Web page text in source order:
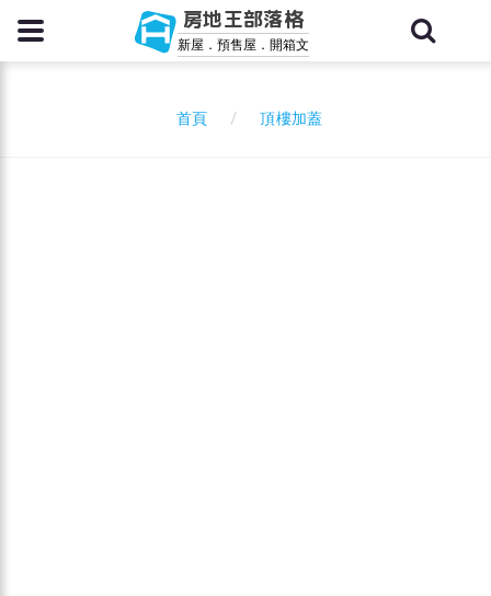
房地王部落格
新屋．預售屋．開箱文
首頁 頂樓加蓋